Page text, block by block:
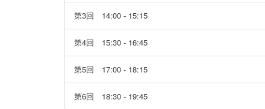
第3回 14:00 - 15:15
第4回 15:30 - 16:45
第5回 17:00 - 18:15
第6回 18:30 - 19:45